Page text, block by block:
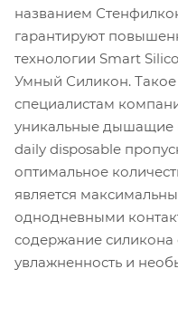
названием
гарантируют
технологии Smart
Умный Силикон.
специалистам
уникальные дышащие
daily disposable
оптимальное
является
однодневными
содержание
увлажненность и